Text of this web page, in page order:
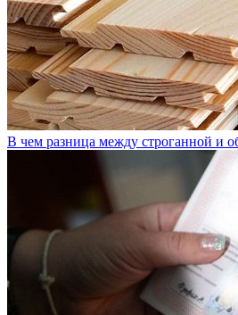
В чем разница между строганной и